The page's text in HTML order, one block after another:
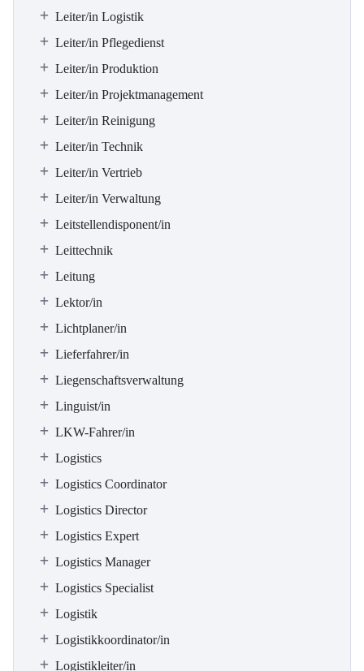
Leiter/in Logistik
Leiter/in Pflegedienst
Leiter/in Produktion
Leiter/in Projektmanagement
Leiter/in Reinigung
Leiter/in Technik
Leiter/in Vertrieb
Leiter/in Verwaltung
Leitstellendisponent/in
Leittechnik
Leitung
Lektor/in
Lichtplaner/in
Lieferfahrer/in
Liegenschaftsverwaltung
Linguist/in
LKW-Fahrer/in
Logistics
Logistics Coordinator
Logistics Director
Logistics Expert
Logistics Manager
Logistics Specialist
Logistik
Logistikkoordinator/in
Logistikleiter/in